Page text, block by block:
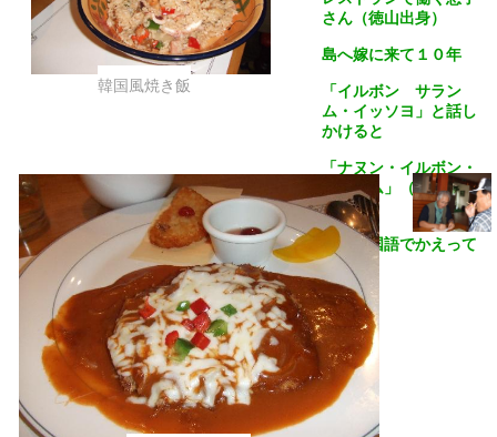
韓国風焼き飯
さん（徳山出身）
島へ嫁に来て１０年
「イルボン サラン
ム・イッソヨ」と話し
かけると
「ナヌン・イルボン・
サランム」（私は日本
人）
…と韓国語でかえって
きた